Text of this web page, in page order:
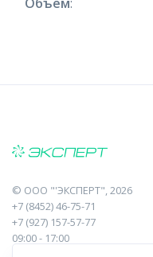
© ООО "'ЭКСПЕРТ", 2026
+7 (8452) 46-75-71
+7 (927) 157-57-77
09:00 - 17:00